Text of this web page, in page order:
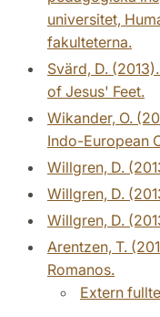
universitet,
fakulteterna.
Svärd, D.
of Jesus' Feet.
Wikander, O.
Indo-European
Willgren, D.
Willgren, D.
Willgren, D.
Arentzen, T.
Romanos.
Extern